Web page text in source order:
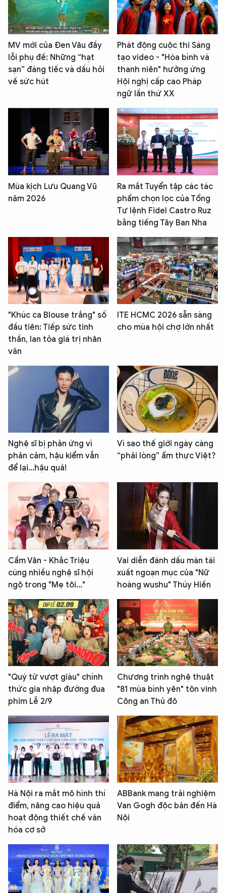
MV mới của Đen Vâu đầy
lỗi phụ đề: Những “hạt
sạn” đáng tiếc và dấu hỏi
về sức hút
Phát động cuộc thi Sáng
tạo video - "Hòa bình và
thanh niên" hưởng ứng
Hội nghị cấp cao Pháp
ngữ lần thứ XX
Mùa kịch Lưu Quang Vũ
năm 2026
Ra mắt Tuyển tập các tác
phẩm chọn lọc của Tổng
Tư lệnh Fidel Castro Ruz
bằng tiếng Tây Ban Nha
"Khúc ca Blouse trắng" số
đầu tiên: Tiếp sức tinh
thần, lan tỏa giá trị nhân
văn
ITE HCMC 2026 sẵn sàng
cho mùa hội chợ lớn nhất
Nghệ sĩ bị phản ứng vì
phản cảm, hậu kiểm vẫn
để lại...hậu quả!
Vì sao thế giới ngày càng
“phải lòng” ẩm thực Việt?
Cẩm Vân - Khắc Triệu
cùng nhiều nghệ sĩ hội
ngộ trong "Mẹ tôi..."
Vai diễn đánh dấu màn tái
xuất ngoạn mục của "Nữ
hoàng wushu" Thúy Hiền
"Quý tử vượt giàu" chính
thức gia nhập đường đua
phim Lễ 2/9
Chương trình nghệ thuật
"81 mùa bình yên" tôn vinh
Công an Thủ đô
Hà Nội ra mắt mô hình thí
điểm, nâng cao hiệu quả
hoạt động thiết chế văn
hóa cơ sở
ABBank mang trải nghiệm
Van Gogh độc bản đến Hà
Nội